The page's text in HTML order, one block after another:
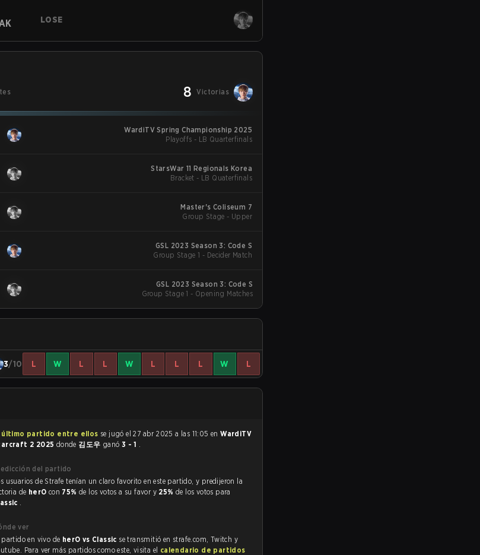
LOSE
8 Victorias
WardiTV Spring Championship 2025
Playoffs - LB Quarterfinals
StarsWar 11 Regionals Korea
Bracket - LB Quaterfinals
Master's Coliseum 7
Group Stage - Upper
GSL 2023 Season 3: Code S
Group Stage 1 - Decider Match
GSL 2023 Season 3: Code S
Group Stage 1 - Opening Matches
3/10 L W L L W L L L W L
último partido entre ellos se jugó el 27 abr 2025 a las 11:05 enWardiTV
2 2025 donde 김도우 ganó 3 - 1 .
del partido
de Strafe tenían un claro favorito en este partido, y predijeron la
de herO con 75% de los votos a su favor y 25% de los votos para
.
ver
partido en vivo de herO vs Classic se transmitió en strafe.com, Twitch y
Para ver más partidos como este, visita el calendario de partidos